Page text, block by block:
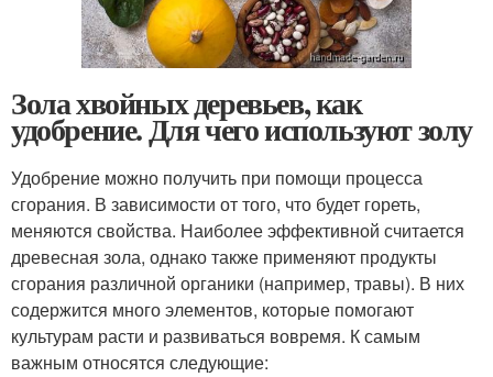
Зола хвойных деревьев, как
удобрение. Для чего используют золу
Удобрение можно получить при помощи процесса
сгорания. В зависимости от того, что будет гореть,
меняются свойства. Наиболее эффективной считается
древесная зола, однако также применяют продукты
сгорания различной органики (например, травы). В них
содержится много элементов, которые помогают
культурам расти и развиваться вовремя. К самым
важным относятся следующие: